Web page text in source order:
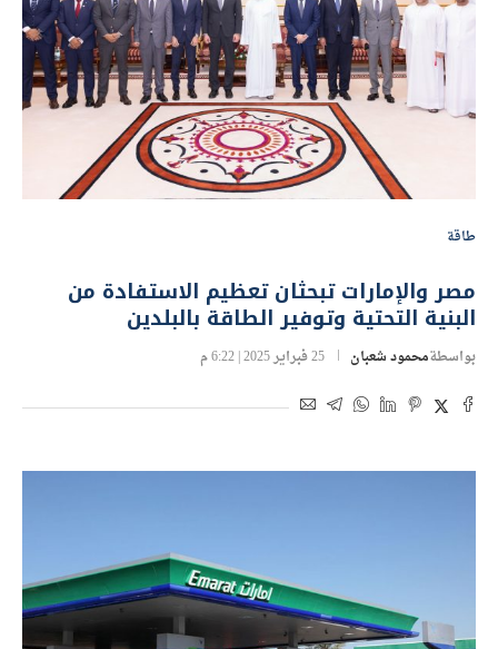
طاقة
مصر والإمارات تبحثان تعظيم الاستفادة من
البنية التحتية وتوفير الطاقة بالبلدين
بواسطةمحمود شعبان 25 فبراير 2025 | 6:22 م